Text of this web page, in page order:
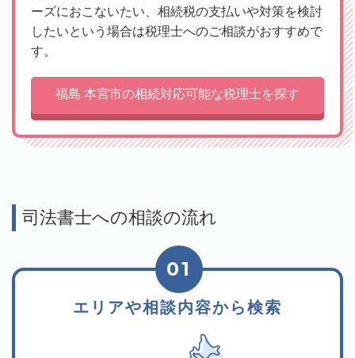
ーズにおこないたい、相続税の支払いや対策を検討
したいという場合は税理士へのご相談がおすすめで
す。
福島 本宮市の相続対応可能な税理士を探す
司法書士への相談の流れ
エリアや相談内容から検索
01